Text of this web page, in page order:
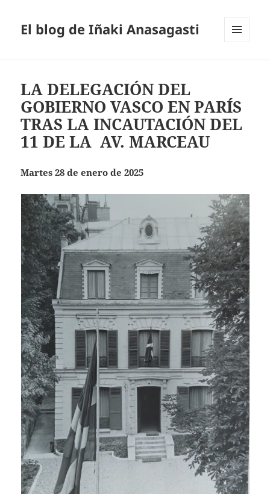
El blog de Iñaki Anasagasti
LA DELEGACIÓN DEL
GOBIERNO VASCO EN PARÍS
TRAS LA INCAUTACIÓN DEL
11 DE LA AV. MARCEAU
Martes 28 de enero de 2025